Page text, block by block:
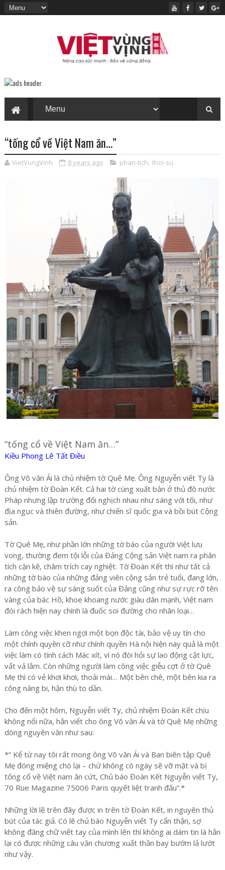
“tống cổ về Việt Nam ăn…”
VietVungVinh 8 years ago phan-tich, thoi-su
“tống cổ về Việt Nam ăn…”
Kiều Phong Lê Tất Điều
Ông Võ văn Ái là chủ nhiệm tờ Quê Mẹ. Ông Nguyễn viết Ty là
chủ nhiệm tờ Đoàn Kết. Cả hai tờ cùng xuất bản ở thủ đô nước
Pháp nhưng lập trường đối nghịch nhau như sáng với tối, như
địa ngục và thiên đường, như chiến sĩ quốc gia và bồi bút Cộng
sản.
Tờ Quê Mẹ, như phần lớn những tờ báo của người Việt lưu
vong, thường đem tội lỗi của Đảng Cộng sản Việt nam ra phân
tích cặn kẽ, châm trích cay nghiệt. Tờ Đoàn Kết thì như tất cả
những tờ báo của những đảng viên cộng sản trẻ tuổi, đang lớn,
ra công bảo vệ sự sáng suốt của Đảng cũng như sự rực rỡ tên
vàng của bác Hồ, khoe khoang nước giàu dân mạnh, Việt nam
đói rách hiện nay chính là đuốc soi đường cho nhân loại…
Làm công việc khen ngợi một bọn độc tài, bảo vệ uy tín cho
một chính quyền cỡ như chính quyền Hà nội hiện nay quả là một
việc làm có tính cách Mác xít, vì nó đòi hỏi sự lao động cật lực,
vất vả lắm. Còn những người làm công việc giễu cợt ở tờ Quê
Mẹ thì có vẻ khơi khơi, thoải mái… Một bên chê, một bên kia ra
công nâng bi, hận thù to dần.
Cho đến một hôm, Nguyễn viết Ty, chủ nhiệm Đoàn Kết chịu
không nổi nữa, hắn viết cho ông Võ văn Ái và tờ Quê Mẹ những
dòng nguyên văn như sau:
*“ Kể từ nay tôi rất mong ông Võ văn Ái và Ban biên tập Quê
Mẹ đóng miệng chó lại – chứ không có ngày sẽ vỡ mặt và bị
tống cổ về Việt nam ăn cứt, Chủ báo Đoàn Kết Nguyễn viết Ty,
70 Rue Magazine 75006 Paris quyết liệt tranh đấu”.*
Những lời lẽ trên đây được in trên tờ Đoàn Kết, in nguyên thủ
bút của tác giả. Có lẽ chủ báo Nguyễn viết Ty cẩn thận, sợ
không đăng chữ viết tay của mình lên thì không ai dám tin là hắn
lại có được những câu văn chương xuất thần bay bướm lả lướt
như vậy.